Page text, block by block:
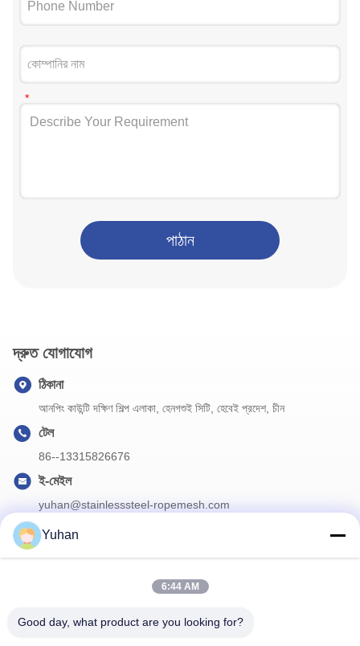
পাঠান
দ্রুত যোগাযোগ
ঠিকানা
আনপিং কাউন্টি দক্ষিণ শিল্প এলাকা, হেনগশুই সিটি, হেবেই প্রদেশ, চীন
টেল
86--13315826676
ই-মেইল
yuhan@stainlesssteel-ropemesh.com
ডিসকাউন্ট এবং আরো জন্য আমাদের নিউজলেটার সদস্যতা.
Yuhan
6:44 AM
Good day, what product are you looking for?